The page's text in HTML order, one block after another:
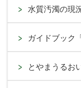
水質汚濁の現
ガイドブック
とやまうるお